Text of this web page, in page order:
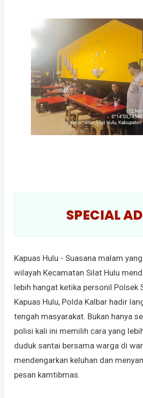
SPECIAL
Kapuas Hulu - Suasana malam
wilayah Kecamatan Silat Hulu
lebih hangat ketika personil Polsek
Kapuas Hulu, Polda Kalbar hadir
tengah masyarakat. Bukan hanya
polisi kali ini memilih cara yang
duduk santai bersama warga di
mendengarkan keluhan dan
pesan kamtibmas.